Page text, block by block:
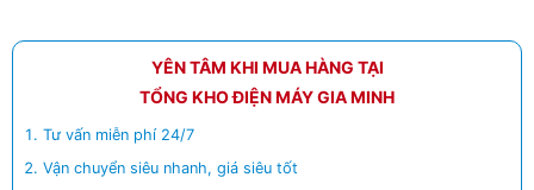
YÊN TÂM KHI MUA HÀNG TẠI
TỔNG KHO ĐIỆN MÁY GIA MINH
Tư vấn miễn phí 24/7
Vận chuyển siêu nhanh, giá siêu tốt